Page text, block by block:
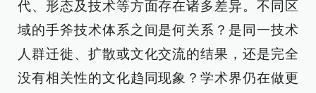
代、形态及技术等方面存在诸多差异。不同区
域的手斧技术体系之间是何关系？是同一技术
人群迁徙、扩散或文化交流的结果，还是完全
没有相关性的文化趋同现象？学术界仍在做更